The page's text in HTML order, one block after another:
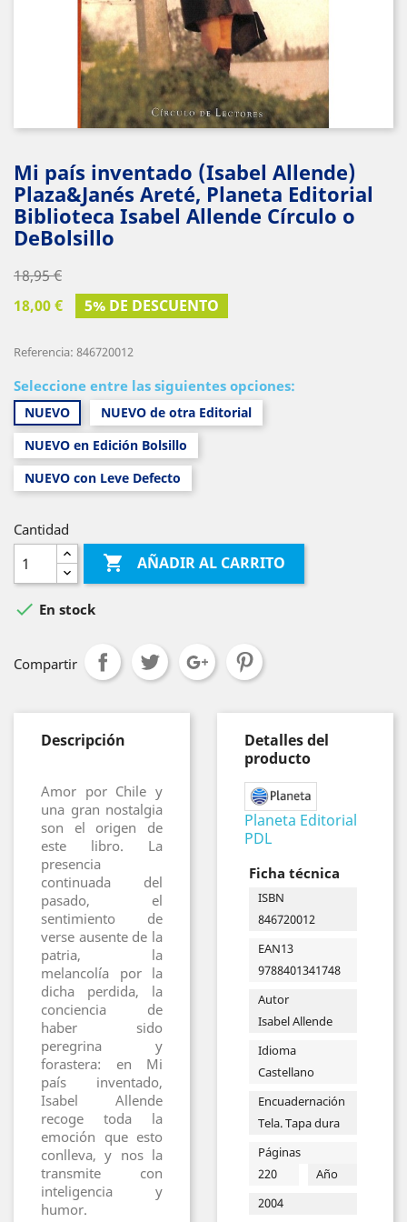
Mi país inventado (Isabel Allende)
Plaza&Janés Areté, Planeta Editorial
Biblioteca Isabel Allende Círculo o
DeBolsillo
18,95 €
18,00 €
5% DE DESCUENTO
Referencia: 846720012
Seleccione entre las siguientes opciones:
NUEVO
NUEVO de otra Editorial
NUEVO en Edición Bolsillo
NUEVO con Leve Defecto
Cantidad
 AÑADIR AL CARRITO
 En stock
Compartir
Descripción
Amor por Chile y
una gran nostalgia
son el origen de
este libro. La
presencia
continuada del
pasado, el
sentimiento de
verse ausente de la
patria, la
melancolía por la
dicha perdida, la
conciencia de
haber sido
peregrina y
forastera: en Mi
país inventado,
Isabel Allende
recoge toda la
emoción que esto
conlleva, y nos la
transmite con
inteligencia y
humor.
Detalles del
producto
Planeta Editorial
PDL
Ficha técnica
ISBN
846720012
EAN13
9788401341748
Autor
Isabel Allende
Idioma
Castellano
Encuadernación
Tela. Tapa dura
Páginas
220
Año
2004